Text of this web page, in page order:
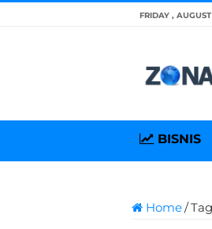
FRIDAY ,
BISNIS
Home/